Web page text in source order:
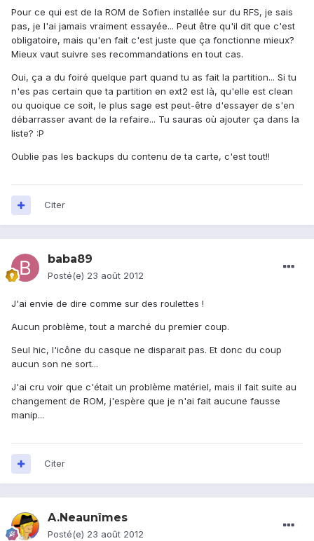
Pour ce qui est de la ROM de Sofien installée sur du RFS, je sais
pas, je l'ai jamais vraiment essayée... Peut être qu'il dit que c'est
obligatoire, mais qu'en fait c'est juste que ça fonctionne mieux?
Mieux vaut suivre ses recommandations en tout cas.
Oui, ça a du foiré quelque part quand tu as fait la partition... Si tu
n'es pas certain que ta partition en ext2 est là, qu'elle est clean
ou quoique ce soit, le plus sage est peut-être d'essayer de s'en
débarrasser avant de la refaire... Tu sauras où ajouter ça dans la
liste? :P
Oublie pas les backups du contenu de ta carte, c'est tout!!
Citer
baba89
Posté(e) 23 août 2012
J'ai envie de dire comme sur des roulettes !
Aucun problème, tout a marché du premier coup.
Seul hic, l'icône du casque ne disparait pas. Et donc du coup
aucun son ne sort...
J'ai cru voir que c'était un problème matériel, mais il fait suite au
changement de ROM, j'espère que je n'ai fait aucune fausse
manip...
Citer
A.Neaunîmes
Posté(e) 23 août 2012